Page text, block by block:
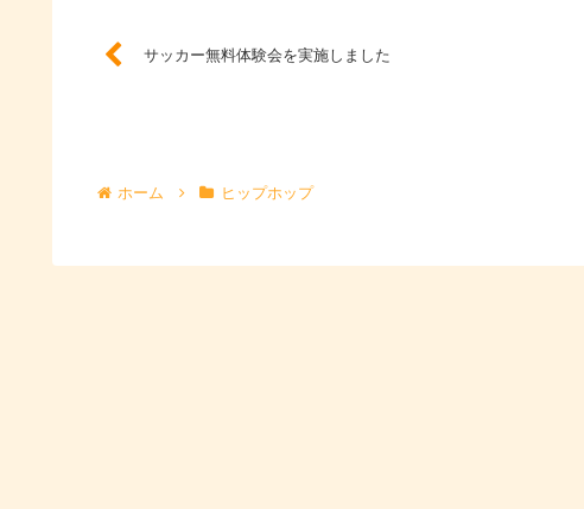
サッカー無料体験会を実施しました
ホーム ヒップホップ